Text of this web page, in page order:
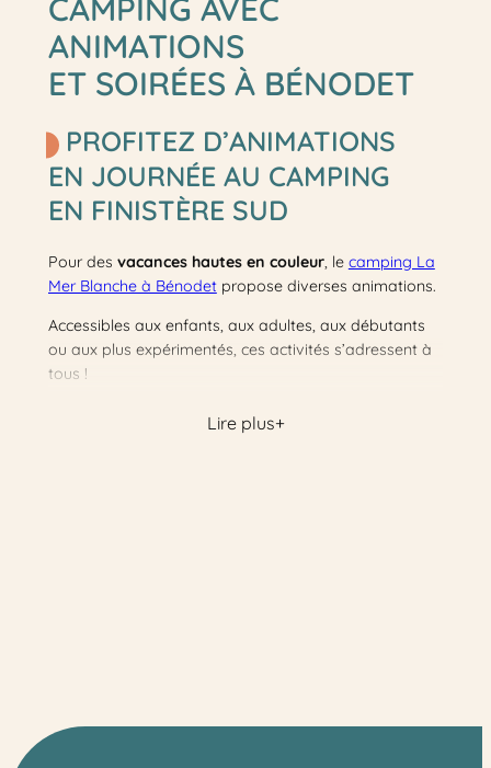
ANIMATIONS
ET SOIRÉES À BÉNODET
PROFITEZ D’ANIMATIONS
EN JOURNÉE AU CAMPING
EN FINISTÈRE SUD
Lire plus
Pour des vacances hautes en couleur, le camping La
Mer Blanche à Bénodetpropose diverses animations.
Accessibles aux enfants, aux adultes, aux débutants
ou aux plus expérimentés, ces activités s’adressent à
tous !
Pour les adeptes d’activités aquatiques, rendez-vous
parc aquatiqueavec toboggans, vous